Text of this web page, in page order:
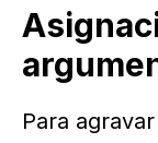
Para